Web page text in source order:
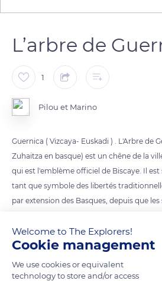
L’arbre de
1
Pilou et Marino
Guernica ( Vizcaya- Euskadi ) . L'Arbre de
Zuhaitza en basque) est un chêne de la
qui est l'emblème officiel de Biscaye. Il
tant que symbole des libertés
par extension des Basques, depuis que
(présidents) de la Communauté autonome
ont prêté serment lors de leur prise de
remplacé quatre fois et existe toujours
promontoire de la ville où se trouve la «
Welcome to The Explorers!
Cookie management
We use cookies or equivalent
technology to store and/or access